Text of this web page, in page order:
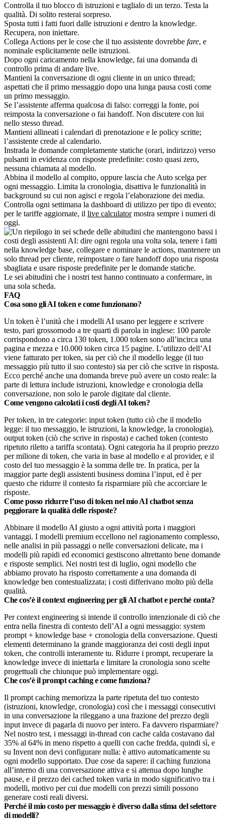
Controlla il tuo blocco di istruzioni e taglialo di un terzo. Testa la
qualità. Di solito resterai sorpreso.
Sposta tutti i fatti fuori dalle istruzioni e dentro la knowledge.
Recupera, non iniettare.
Collega Actions per le cose che il tuo assistente dovrebbe fare, e
nominale esplicitamente nelle istruzioni.
Dopo ogni caricamento nella knowledge, fai una domanda di
controllo prima di andare live.
Mantieni la conversazione di ogni cliente in un unico thread;
aspettati che il primo messaggio dopo una lunga pausa costi come
un primo messaggio.
Se l’assistente afferma qualcosa di falso: correggi la fonte, poi
reimposta la conversazione o fai handoff. Non discutere con lui
nello stesso thread.
Mantieni allineati i calendari di prenotazione e le policy scritte;
l’assistente crede al calendario.
Instrada le domande completamente statiche (orari, indirizzo) verso
pulsanti in evidenza con risposte predefinite: costo quasi zero,
nessuna chiamata al modello.
Abbina il modello al compito, oppure lascia che Auto scelga per
ogni messaggio. Limita la cronologia, disattiva le funzionalità in
background su cui non agisci e regola l’elaborazione dei media.
Controlla ogni settimana la dashboard di utilizzo per tipo di evento;
per le tariffe aggiornate, il live calculatormostra sempre i numeri di
oggi.
Le sei abitudini che i nostri test hanno continuato a confermare, in
una sola scheda.
FAQ
Cosa sono gli AI token e come funzionano?
Un token è l’unità che i modelli AI usano per leggere e scrivere
testo, pari grossomodo a tre quarti di parola in inglese: 100 parole
corrispondono a circa 130 token, 1.000 token sono all’incirca una
pagina e mezza e 10.000 token circa 15 pagine. L’utilizzo dell’AI
viene fatturato per token, sia per ciò che il modello legge (il tuo
messaggio più tutto il suo contesto) sia per ciò che scrive in risposta.
Ecco perché anche una domanda breve può avere un costo reale: la
parte di lettura include istruzioni, knowledge e cronologia della
conversazione, non solo le parole digitate dal cliente.
Come vengono calcolati i costi degli AI token?
Per token, in tre categorie: input token (tutto ciò che il modello
legge: il tuo messaggio, le istruzioni, la knowledge, la cronologia),
output token (ciò che scrive in risposta) e cached token (contesto
ripetuto riletto a tariffa scontata). Ogni categoria ha il proprio prezzo
per milione di token, che varia in base al modello e al provider, e il
costo del tuo messaggio è la somma delle tre. In pratica, per la
maggior parte degli assistenti business domina l’input, ed è per
questo che ridurre il contesto fa risparmiare più che accorciare le
risposte.
Come posso ridurre l’uso di token nel mio AI chatbot senza
peggiorare la qualità delle risposte?
Abbinare il modello AI giusto a ogni attività porta i maggiori
vantaggi. I modelli premium eccellono nel ragionamento complesso,
nelle analisi in più passaggi o nelle conversazioni delicate, ma i
modelli più rapidi ed economici gestiscono altrettanto bene domande
e risposte semplici. Nei nostri test di luglio, ogni modello che
abbiamo provato ha risposto correttamente a una domanda di
knowledge ben contestualizzata; i costi differivano molto più della
qualità.
Che cos’è il context engineering per gli AI chatbot e perché conta?
Per context engineering si intende il controllo intenzionale di ciò che
entra nella finestra di contesto dell’AI a ogni messaggio: system
prompt + knowledge base + cronologia della conversazione. Questi
elementi determinano la grande maggioranza dei costi degli input
token, che controlli interamente tu. Ridurre i prompt, recuperare la
knowledge invece di iniettarla e limitare la cronologia sono scelte
progettuali che chiunque può implementare oggi.
Che cos’è il prompt caching e come funziona?
Il prompt caching memorizza la parte ripetuta del tuo contesto
(istruzioni, knowledge, cronologia) così che i messaggi consecutivi
in una conversazione la rileggano a una frazione del prezzo degli
input invece di pagarla di nuovo per intero. Fa davvero risparmiare?
Nel nostro test, i messaggi in-thread con cache calda costavano dal
35% al 64% in meno rispetto a quelli con cache fredda, quindi sì, e
su Invent non devi configurare nulla: è attivo automaticamente su
ogni modello supportato. Due cose da sapere: il caching funziona
all’interno di una conversazione attiva e si attenua dopo lunghe
pause, e il prezzo dei cached token varia in modo significativo tra i
modelli, motivo per cui due modelli con prezzi simili possono
generare costi reali diversi.
Perché il mio costo per messaggio è diverso dalla stima del selettore
di modelli?